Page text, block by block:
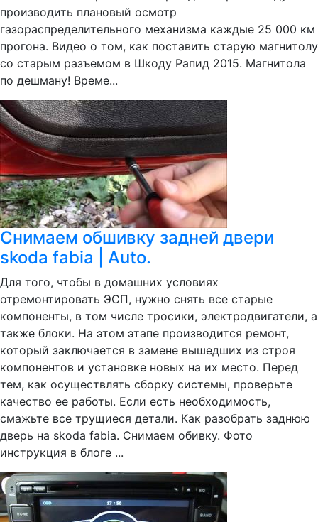
производить плановый осмотр
газораспределительного механизма каждые 25 000 км
прогона. Видео о том, как поставить старую магнитолу
со старым разъемом в Шкоду Рапид 2015. Магнитола
по дешману! Време...
Снимаем обшивку задней двери
skoda fabia | Auto.
Для того, чтобы в домашних условиях
отремонтировать ЭСП, нужно снять все старые
компоненты, в том числе тросики, электродвигатели, а
также блоки. На этом этапе производится ремонт,
который заключается в замене вышедших из строя
компонентов и установке новых на их место. Перед
тем, как осуществлять сборку системы, проверьте
качество ее работы. Если есть необходимость,
смажьте все трущиеся детали. Как разобрать заднюю
дверь на skoda fabia. Снимаем обивку. Фото
инструкция в блоге ...